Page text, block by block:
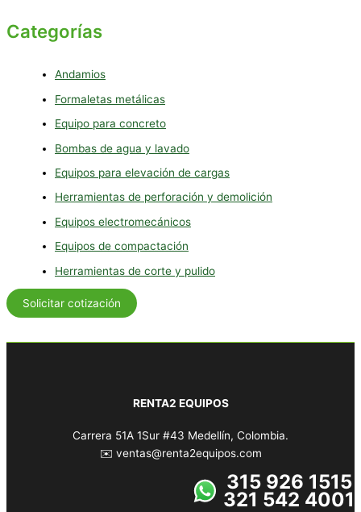
Categorías
Andamios
Formaletas metálicas
Equipo para concreto
Bombas de agua y lavado
Equipos para elevación de cargas
Herramientas de perforación y demolición
Equipos electromecánicos
Equipos de compactación
Herramientas de corte y pulido
Solicitar cotización
RENTA2 EQUIPOS
Carrera 51A 1Sur #43 Medellín, Colombia.
✉️ ventas@renta2equipos.com
315 926 1515
321 542 4001